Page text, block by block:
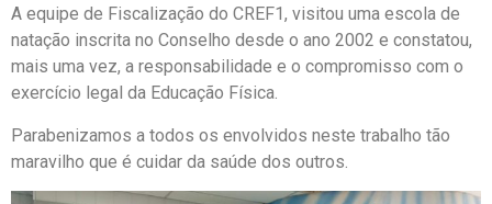
A equipe de Fiscalização do CREF1, visitou uma escola de
natação inscrita no Conselho desde o ano 2002 e constatou,
mais uma vez, a responsabilidade e o compromisso com o
exercício legal da Educação Física.
Parabenizamos a todos os envolvidos neste trabalho tão
maravilho que é cuidar da saúde dos outros.